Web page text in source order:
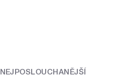
NEJPOSLOUCHANĚJŠÍ